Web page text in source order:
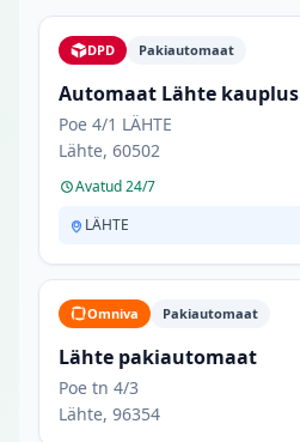
DPD Pakiautomaat
Automaat Lähte kauplus
Poe 4/1 LÄHTE
Lähte, 60502
Avatud 24/7
LÄHTE
Omniva Pakiautomaat
Lähte pakiautomaat
Poe tn 4/3
Lähte, 96354